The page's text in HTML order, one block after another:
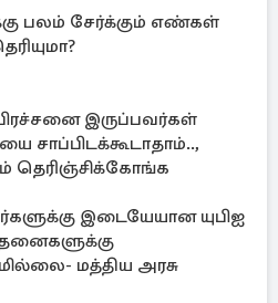
பலம் சேர்க்கும் எண்கள்
இருப்பவர்கள்
சாப்பிடக்கூடாதாம்..,
தெரிஞ்சிக்கோங்க
இடையேயான யுபிஐ
மத்திய அரசு